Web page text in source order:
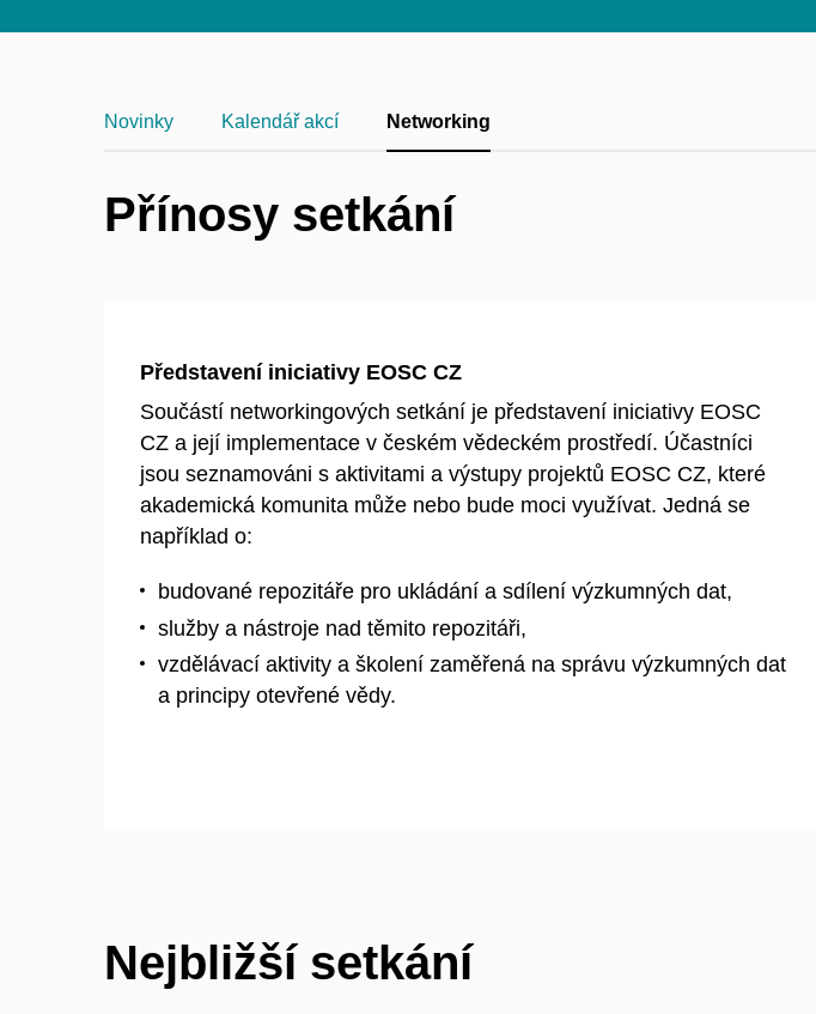
Novinky Kalendář akcí Networking
Přínosy setkání
Představení iniciativy EOSC CZ
Součástí networkingových setkání je představení iniciativy EOSC
CZ a její implementace v českém vědeckém prostředí. Účastníci
jsou seznamováni s aktivitami a výstupy projektů EOSC CZ, které
akademická komunita může nebo bude moci využívat. Jedná se
například o:
budované repozitáře pro ukládání a sdílení výzkumných dat,
služby a nástroje nad těmito repozitáři,
vzdělávací aktivity a školení zaměřená na správu výzkumných dat
a principy otevřené vědy.
Nejbližší setkání